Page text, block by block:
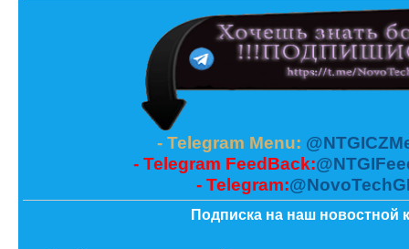
- Telegram Menu:
- Telegram FeedBack:
- Telegram:
Подписка на наш новостной